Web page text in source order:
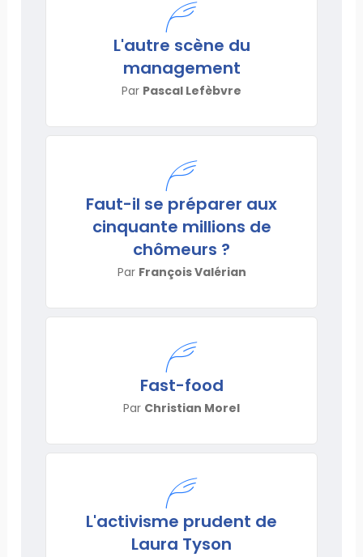
L'autre scène du
management
Par Pascal Lefèbvre
Faut-il se préparer aux
cinquante millions de
chômeurs ?
Par François Valérian
Fast-food
Par Christian Morel
L'activisme prudent de
Laura Tyson